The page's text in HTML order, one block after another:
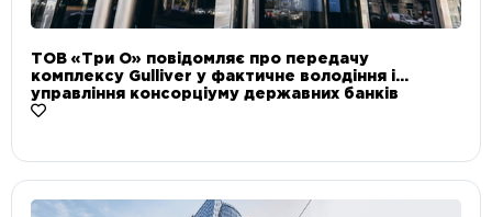
ТОВ «Три О» повідомляє про передачу
комплексу Gulliver у фактичне володіння і
управління консорціуму державних банків